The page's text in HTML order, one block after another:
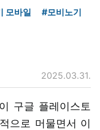
모바일
#모비노기
2025.03.31.
구글 플레이스토
으로 머물면서 이